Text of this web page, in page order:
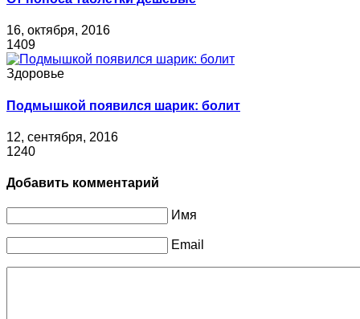
16, октября, 2016
1409
Здоровье
Подмышкой появился шарик: болит
12, сентября, 2016
1240
Добавить комментарий
Имя
Email